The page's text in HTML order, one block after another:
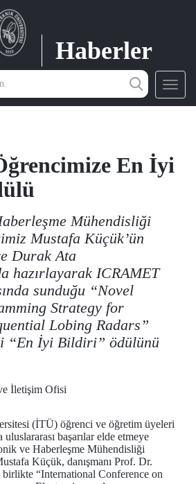
Haberler
En İyi
Mühendisliği
Mustafa Küçük’ün
Durak Ata
hazırlayarak ICRAMET
sunduğu “Novel
Strategy for
Lobing Radars”
“En İyi Bildiri” ödülünü
İletişim Ofisi
(İTÜ) öğrenci ve öğretim üyeleri
uluslararası başarılar elde etmeye
ve Haberleşme Mühendisliği
Küçük, danışmanı Prof. Dr.
“International Conference on